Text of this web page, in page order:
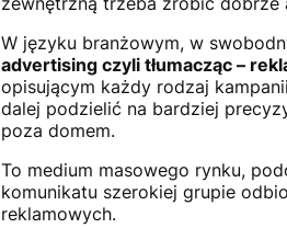
W języku branżowym, w
advertising czyli tłumacząc –
opisującym każdy rodzaj
dalej podzielić na bardziej
poza domem.
To medium masowego rynku,
komunikatu szerokiej grupie
reklamowych.